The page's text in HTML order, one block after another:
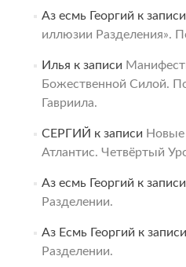
Аз есмь Георгий к записи
иллюзии Разделения».
Илья к записи
Божественной Силой.
Гавриила.
СЕРГИЙ к записи Новые
Атлантис. Четвёртый
Аз есмь Георгий к записи
Разделении.
Аз Есмь Георгий к записи
Разделении.